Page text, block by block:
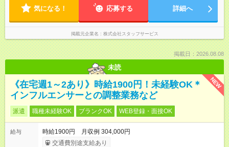
気になる！ 応募する 詳細へ
掲載元企業名 株式会社スタッフサービス
掲載日：2026.08.08
未読
NEW
《在宅週1～2あり》時給1900円！未経験OK＊
インフルエンサーとの調整業務など
派遣 職種未経験OK ブランクOK WEB登録・面接OK
給与
時給1900円 月収例 304,000円
交通費別途支給あり